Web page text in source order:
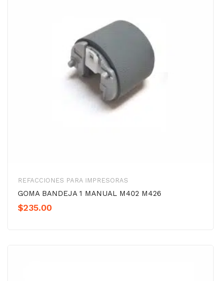
REFACCIONES PARA IMPRESORAS
GOMA BANDEJA 1 MANUAL M402 M426
$235.00